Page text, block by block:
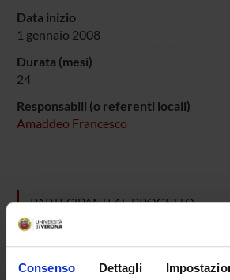
Consenso Dettagli
Data inizio
1 gennaio 2008
Durata (mesi)
24
Responsabili (o referenti locali)
Amaddeo Francesco
PARTECIPANTI AL PROGETTO
Francesco Amaddeo
Professore ordinario